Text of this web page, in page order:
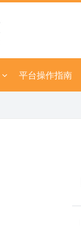
平台操作指南